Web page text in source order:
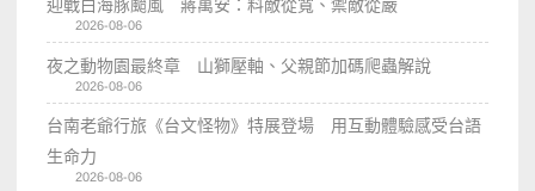
迎戰白海豚颱風 蔣萬安：料敵從寬、禦敵從嚴
2026-08-06
夜之動物園最終章 山獅壓軸、父親節加碼爬蟲解說
2026-08-06
台南老爺行旅《台文怪物》特展登場 用互動體驗感受台語
生命力
2026-08-06